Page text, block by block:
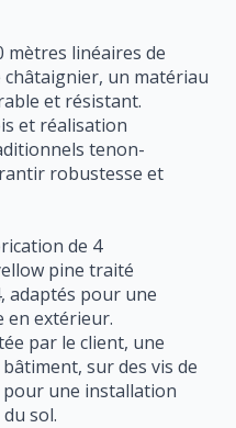
mètres linéaires de
un matériau
et résistant.
et réalisation
tenon-
robustesse et
de 4
pine traité
adaptés pour une
en extérieur.
par le client, une
sur des vis de
une installation
sol.